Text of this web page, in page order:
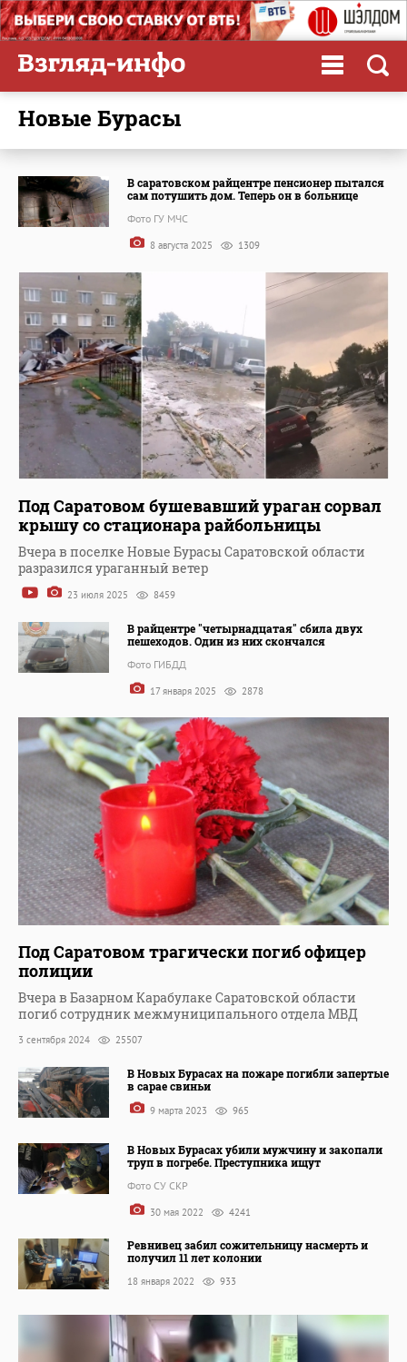
Новые Бурасы
В саратовском райцентре пенсионер пытался
сам потушить дом. Теперь он в больнице
Фото ГУ МЧС
8 августа 2025 1309
Под Саратовом бушевавший ураган сорвал
крышу со стационара райбольницы
Вчера в поселке Новые Бурасы Саратовской области
разразился ураганный ветер
23 июля 2025 8459
В райцентре "четырнадцатая" сбила двух
пешеходов. Один из них скончался
Фото ГИБДД
17 января 2025 2878
Под Саратовом трагически погиб офицер
полиции
Вчера в Базарном Карабулаке Саратовской области
погиб сотрудник межмуниципального отдела МВД
3 сентября 2024 25507
В Новых Бурасах на пожаре погибли запертые
в сарае свиньи
9 марта 2023 965
В Новых Бурасах убили мужчину и закопали
труп в погребе. Преступника ищут
Фото СУ СКР
30 мая 2022 4241
Ревнивец забил сожительницу насмерть и
получил 11 лет колонии
18 января 2022 933